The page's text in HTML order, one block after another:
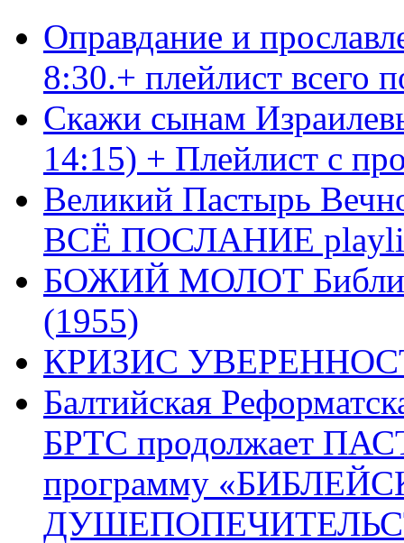
Оправдание и
8:30.+ плейлист
Скажи сынам
14:15) + Плейлист с
Великий Пастырь
ВСЁ ПОСЛАНИЕ
БОЖИЙ МОЛОТ Библия
(1955)
КРИЗИС
Балтийская
БРТС продолжает
программу